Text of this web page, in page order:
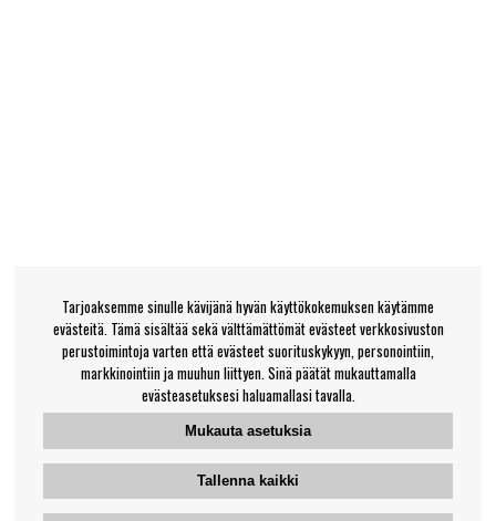
Tarjoaksemme sinulle kävijänä hyvän käyttökokemuksen käytämme
evästeitä. Tämä sisältää sekä välttämättömät evästeet verkkosivuston
perustoimintoja varten että evästeet suorituskykyyn, personointiin,
markkinointiin ja muuhun liittyen. Sinä päätät mukauttamalla
evästeasetuksesi haluamallasi tavalla.
Mukauta asetuksia
Tallenna kaikki